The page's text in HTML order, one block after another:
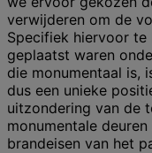
verwijderen om de
Specifiek hiervoor te
geplaatst waren
die monumentaal is,
dus een unieke
uitzondering van de
monumentale
brandeisen van het